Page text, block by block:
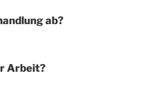
ab?
Arbeit?